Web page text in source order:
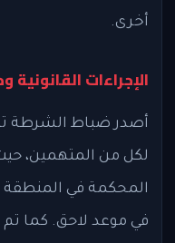
أخرى.
الإجراءات القانونية
أصدر ضباط الشرطة
لكل من المتهمين،
المحكمة في المنطقة
في موعد لاحق. كما